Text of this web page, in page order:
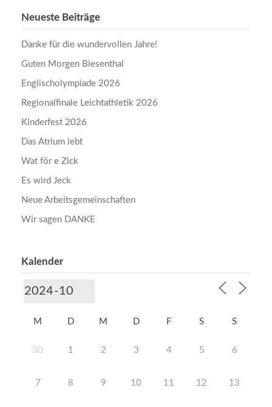
Neueste Beiträge
Danke für die wundervollen Jahre!
Guten Morgen Biesenthal
Englischolympiade 2026
Regionalfinale Leichtathletik 2026
Kinderfest 2026
Das Atrium lebt
Wat för e Zick
Es wird Jeck
Neue Arbeitsgemeinschaften
Wir sagen DANKE
Kalender
M D M D F S S
30 1 2 3 4 5 6
7 8 9 10 11 12 13